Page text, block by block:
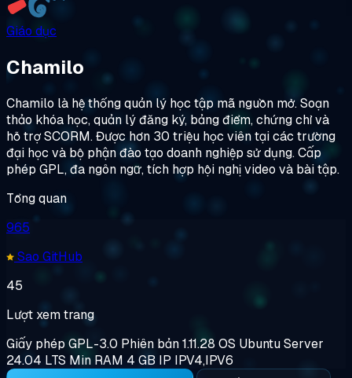
Giáo dục
Chamilo
Chamilo là hệ thống quản lý học tập mã nguồn mở. Soạn
thảo khóa học, quản lý đăng ký, bảng điểm, chứng chỉ và
hỗ trợ SCORM. Được hơn 30 triệu học viên tại các trường
đại học và bộ phận đào tạo doanh nghiệp sử dụng. Cấp
phép GPL, đa ngôn ngữ, tích hợp hội nghị video và bài tập.
Tổng quan
965
Sao GitHub
45
Lượt xem trang
Giấy phép GPL-3.0 Phiên bản1.11.28 OS Ubuntu Server
24.04 LTS Min RAM 4 GB IP IPV4,IPV6